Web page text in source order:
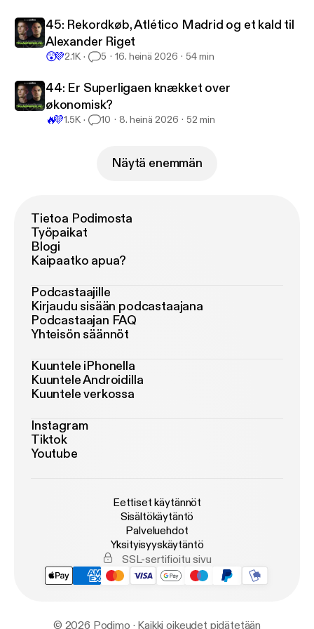
45: Rekordkøb, Atlético Madrid og et kald til
Alexander Riget
😲💜2.1K 5 16. heinä 2026 54 min
44: Er Superligaen knækket over
økonomisk?
🔥💜1.5K 10 8. heinä 2026 52 min
Näytä enemmän
Tietoa Podimosta
Työpaikat
Blogi
Kaipaatko apua?
Podcastaajille
Kirjaudu sisään podcastaajana
Podcastaajan FAQ
Yhteisön säännöt
Kuuntele iPhonella
Kuuntele Androidilla
Kuuntele verkossa
Instagram
Tiktok
Youtube
Eettiset käytännöt
Sisältökäytäntö
Palveluehdot
Yksityisyyskäytäntö
SSL-sertifioitu sivu
© 2026 Podimo · Kaikki oikeudet pidätetään